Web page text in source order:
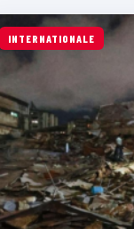
INTERNATIONALE